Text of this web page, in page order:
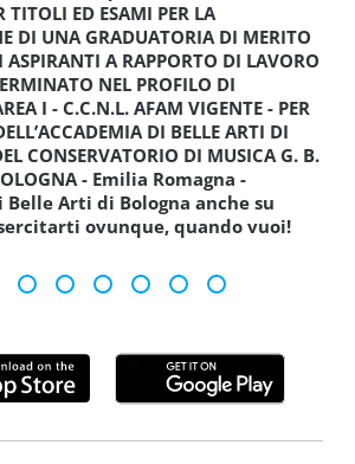
TITOLI ED ESAMI PER LA
DI UNA GRADUATORIA DI MERITO
ASPIRANTI A RAPPORTO DI LAVORO
NEL PROFILO DI
I - C.C.N.L. AFAM VIGENTE - PER
DI BELLE ARTI DI
CONSERVATORIO DI MUSICA G. B.
- Emilia Romagna -
Belle Arti di Bologna anche su
ovunque, quando vuoi!